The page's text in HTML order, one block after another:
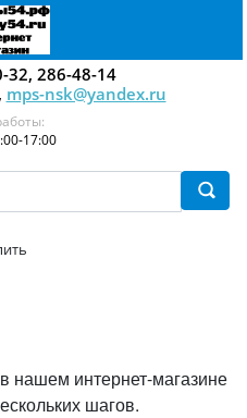
32, 286-48-14
mps-nsk@yandex.ru
17:00
нашем интернет-магазине
шагов.